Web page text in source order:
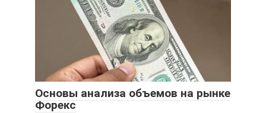
Основы анализа объемов на рынке
Форекс